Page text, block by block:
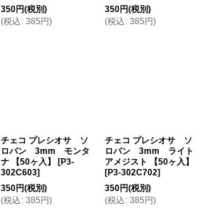
350円(税別)
(税込 : 385 円)
350円(税別)
(税込 : 385 円)
チェコ プレシオサ ソ
ロバン 3mm モンタ
ナ 【50ヶ入】
[P3-
302C603]
350円(税別)
(税込 : 385 円)
チェコ プレシオサ ソ
ロバン 3mm ライト
アメジスト 【50ヶ入】
[P3-302C702]
350円(税別)
(税込 : 385 円)